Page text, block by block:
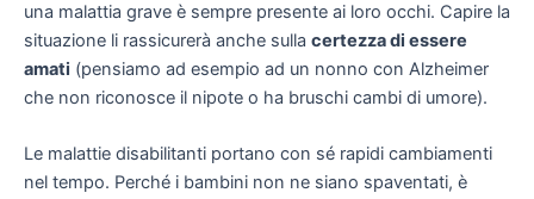
una malattia grave è sempre presente ai loro occhi. Capire la
situazione li rassicurerà anche sulla certezza di essere
amati (pensiamo ad esempio ad un nonno con Alzheimer
che non riconosce il nipote o ha bruschi cambi di umore).
Le malattie disabilitanti portano con sé rapidi cambiamenti
nel tempo. Perché i bambini non ne siano spaventati, è